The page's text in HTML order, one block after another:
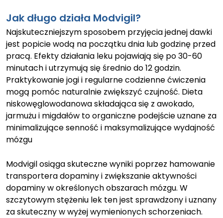
Jak długo działa Modvigil?
Najskuteczniejszym sposobem przyjęcia jednej dawki
jest popicie wodą na początku dnia lub godzinę przed
pracą. Efekty działania leku pojawiają się po 30-60
minutach i utrzymują się średnio do 12 godzin.
Praktykowanie jogi i regularne codzienne ćwiczenia
mogą pomóc naturalnie zwiększyć czujność. Dieta
niskowęglowodanowa składająca się z awokado,
jarmużu i migdałów to organiczne podejście uznane za
minimalizujące senność i maksymalizujące wydajność
mózgu
Modvigil osiąga skuteczne wyniki poprzez hamowanie
transportera dopaminy i zwiększanie aktywności
dopaminy w określonych obszarach mózgu. W
szczytowym stężeniu lek ten jest sprawdzony i uznany
za skuteczny w wyżej wymienionych schorzeniach.